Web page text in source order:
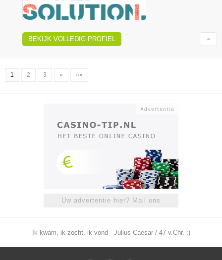
BEKIJK VOLLEDIG PROFIEL
1 2 3 » »»
Uw advertentie hier? Mail ons
Ik kwam, ik zocht, ik vond - Julius Caesar / 47 v.Chr. ;)